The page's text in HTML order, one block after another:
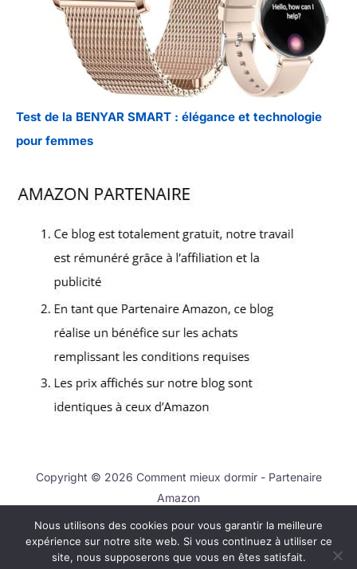
Test de la BENYAR SMART : élégance et technologie
pour femmes
Copyright © 2026 Comment mieux dormir - Partenaire
Amazon
Contact
Mentions légales
Nous utilisons des cookies pour vous garantir la meilleure
expérience sur notre site web. Si vous continuez à utiliser ce
site, nous supposerons que vous en êtes satisfait.